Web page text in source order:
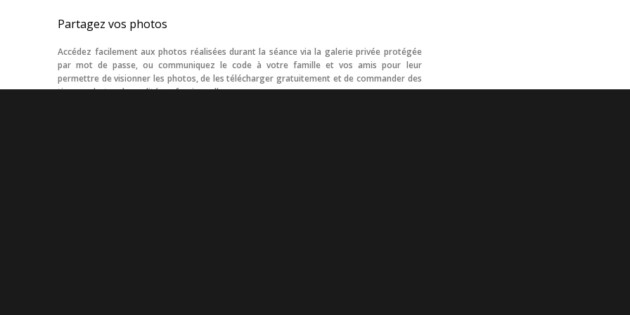
Partagez vos photos
Accédez facilement aux photos réalisées durant la séance via la galerie privée protégée
par mot de passe, ou communiquez le code à votre famille et vos amis pour leur
permettre de visionner les photos, de les télécharger gratuitement et de commander des
tirages photos de qualité professionnelle.